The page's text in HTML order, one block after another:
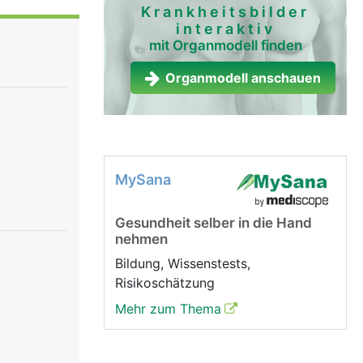
und die
Krankheitsbilder
interaktiv
mit Organmodell finden
Organmodell anschauen
MySana
Gesundheit selber in die Hand
nehmen
Bildung, Wissenstests,
Risikoschätzung
Mehr zum Thema